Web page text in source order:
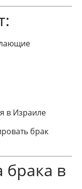
в Израиле
брак
брака в